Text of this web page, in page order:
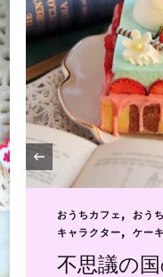
おうちカフェ おう
キャラクター
ケーキ
レモン型